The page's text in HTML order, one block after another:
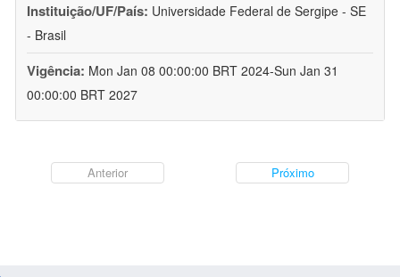
Instituição/UF/País: Universidade Federal de Sergipe - SE
- Brasil
Vigência: Mon Jan 08 00:00:00 BRT 2024-Sun Jan 31
00:00:00 BRT 2027
Anterior Próximo